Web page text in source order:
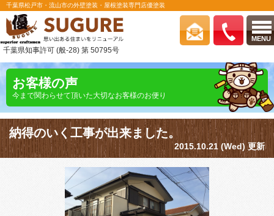
MENU
千葉県松戸市・流山市の外壁塗装・屋根塗装専門店優塗装
千葉県知事許可 (般-28) 第 50795号
お客様の声
今まで関わらせて頂いた大切なお客様のお便り
納得のいく工事が出来ました。
2015.10.21 (Wed) 更新